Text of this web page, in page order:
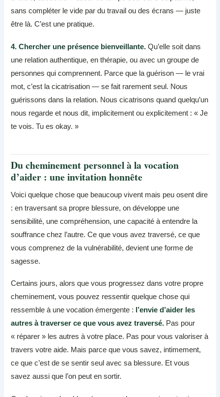
sans compléter le vide par du travail ou des écrans — juste
être là. C’est une pratique.
4. Chercher une présence bienveillante. Qu’elle soit dans
une relation authentique, en thérapie, ou avec un groupe de
personnes qui comprennent. Parce que la guérison — le vrai
mot, c’est la cicatrisation — se fait rarement seul. Nous
guérissons dans la relation. Nous cicatrisons quand quelqu’un
nous regarde et nous dit, implicitement ou explicitement : « Je
te vois. Tu es okay. »
Du cheminement personnel à la vocation
d’aider : une invitation honnête
Voici quelque chose que beaucoup vivent mais peu osent dire
: en traversant sa propre blessure, on développe une
sensibilité, une compréhension, une capacité à entendre la
souffrance chez l’autre. Ce que vous avez traversé, ce que
vous comprenez de la vulnérabilité, devient une forme de
sagesse.
Certains jours, alors que vous progressez dans votre propre
cheminement, vous pouvez ressentir quelque chose qui
ressemble à une vocation émergente : l’envie d’aider les
autres à traverser ce que vous avez traversé. Pas pour
« réparer » les autres à votre place. Pas pour vous valoriser à
travers votre aide. Mais parce que vous savez, intimement,
ce que c’est de se sentir seul avec sa blessure. Et vous
savez aussi que l’on peut en sortir.